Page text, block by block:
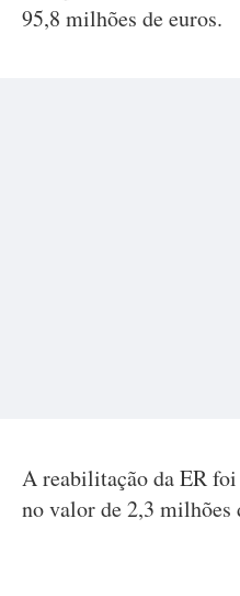
95,8 milhões de euros.
A reabilitação da ER
no valor de 2,3 milhões